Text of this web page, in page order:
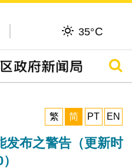
35°C
搜寻
繁
简 PT EN
发布之警告（更新时